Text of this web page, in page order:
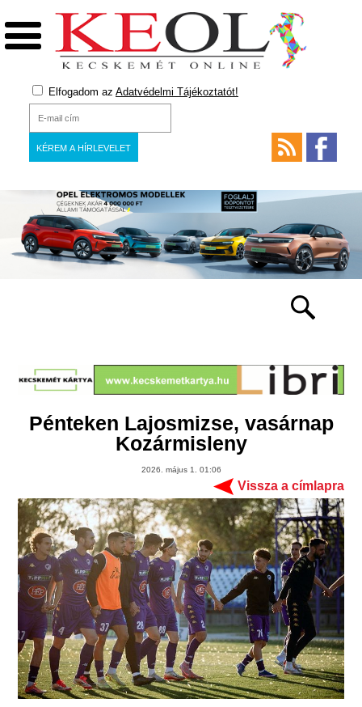
Elfogadom az Adatvédelmi Tájékoztatót!
Pénteken Lajosmizse, vasárnap
Kozármisleny
2026. május 1. 01:06
Vissza a címlapra